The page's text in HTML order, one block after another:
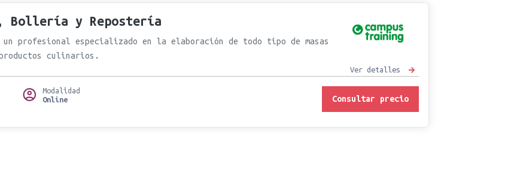
Bollería y Repostería
un profesional especializado en la elaboración de todo tipo de masas
culinarios.
Ver detalles
Modalidad
Online
Consultar precio